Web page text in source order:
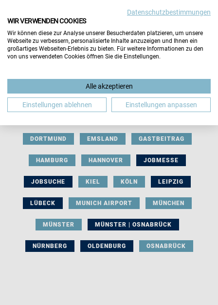
BERUFLICHE ORIENTIERUNG BEWERBUNG
DORTMUND EMSLAND GASTBEITRAG
HAMBURG HANNOVER JOBMESSE
JOBSUCHE KIEL KÖLN LEIPZIG
LÜBECK MUNICH AIRPORT MÜNCHEN
MÜNSTER MÜNSTER | OSNABRÜCK
NÜRNBERG OLDENBURG OSNABRÜCK
Datenschutzbestimmungen
WIR VERWENDEN COOKIES
Wir können diese zur Analyse unserer Besucherdaten platzieren, um unsere
Webseite zu verbessern, personalisierte Inhalte anzuzeigen und Ihnen ein
großartiges Webseiten-Erlebnis zu bieten. Für weitere Informationen zu den
von uns verwendeten Cookies öffnen Sie die Einstellungen.
Alle akzeptieren
Einstellungen ablehnen Einstellungen anpassen